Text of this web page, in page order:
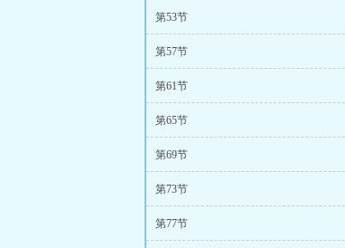
第53节
第57节
第61节
第65节
第69节
第73节
第77节